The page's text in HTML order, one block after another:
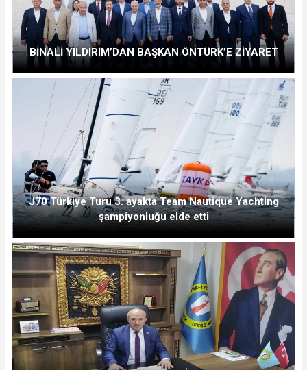
BİNALİ YILDIRIM’DAN BAŞKAN ÖNTÜRK’E ZİYARET
J70 Türkiye Turu 3. ayakta Team Nautique Yachting
şampiyonluğu elde etti